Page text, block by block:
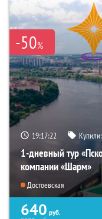
-50%
19:17:21
1-дневный тур
компании «Шарм»
Достоевская
640 руб.